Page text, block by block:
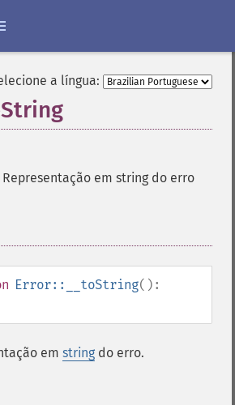
a língua:
Representação em string do erro
Error::__toString():
em string do erro.